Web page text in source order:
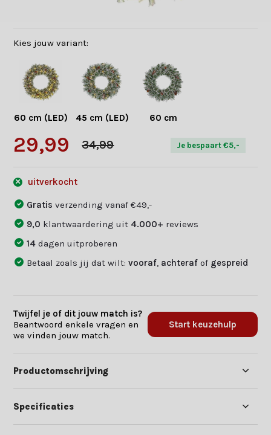
Kies jouw variant:
60 cm (LED) 45 cm (LED) 60 cm
29,99 34,99 Je bespaart €5,-
uitverkocht
Gratisverzending vanaf €49,-
9,0 klantwaardering uit 4.000+ reviews
14dagen uitproberen
Betaal zoals jij dat wilt:vooraf achteraf of gespreid
Twijfel je of dit jouw match is?
Beantwoord enkele vragen en
we vinden jouw match.
Start keuzehulp
Productomschrijving
Specificaties